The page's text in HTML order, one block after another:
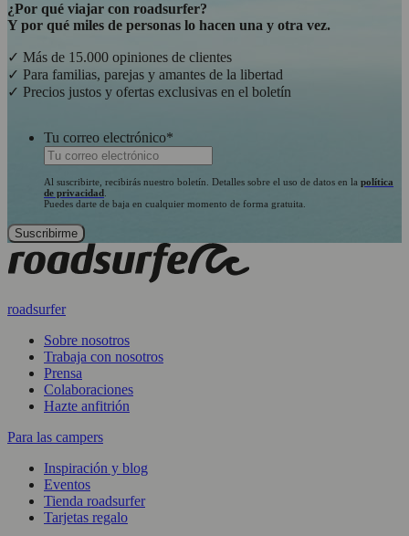
¿Por qué viajar con roadsurfer?
Y por qué miles de personas lo hacen una y otra vez.
✓ Más de 15.000 opiniones de clientes
✓ Para familias, parejas y amantes de la libertad
✓ Precios justos y ofertas exclusivas en el boletín
Tu correo electrónico*
Al suscribirte, recibirás nuestro boletín. Detalles sobre el uso de datos en la política
de privacidad
Puedes darte de baja en cualquier momento de forma gratuita.
roadsurfer
Sobre nosotros
Trabaja con nosotros
Prensa
Colaboraciones
Hazte anfitrión
Para las campers
Inspiración y blog
Eventos
Tienda roadsurfer
Tarjetas regalo